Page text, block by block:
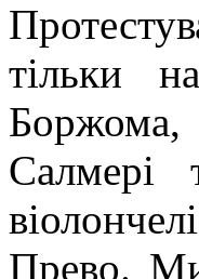
тільки
Боржома,
Салмері
Прево. Ми